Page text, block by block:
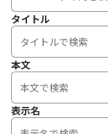
タイトル
本文
表示名